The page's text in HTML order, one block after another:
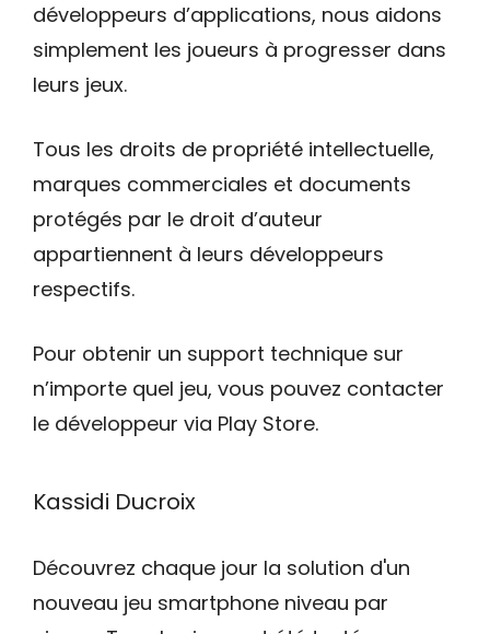
développeurs d’applications, nous aidons
simplement les joueurs à progresser dans
leurs jeux.
Tous les droits de propriété intellectuelle,
marques commerciales et documents
protégés par le droit d’auteur
appartiennent à leurs développeurs
respectifs.
Pour obtenir un support technique sur
n’importe quel jeu, vous pouvez contacter
le développeur via Play Store.
Kassidi Ducroix
Découvrez chaque jour la solution d'un
nouveau jeu smartphone niveau par